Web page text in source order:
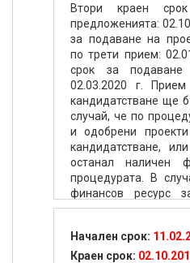
Втори краен
предложенията:
за подаване на
по трети прием:
срок за подаване
02.03.2020 г.
кандидатстване ще
случай, че по
и одобрени
кандидатстване,
останал наличен
процедурата. В
финансов ресурс
кандидатстване,
кандидатстване ще
случай, че по
Начален срок:
Краен срок: